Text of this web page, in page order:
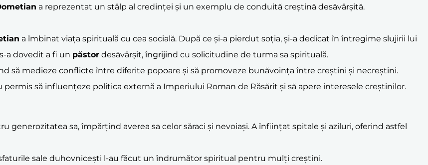
a reprezentat un stâlp al credinței și un exemplu de conduită creștină desăvârșită.
a îmbinat viața spirituală cu cea socială. După ce și-a pierdut soția, și-a dedicat în întregime slujirii lui
a dovedit a fi un păstor desăvârșit, îngrijind cu solicitudine de turma sa spirituală.
să medieze conflicte între diferite popoare și să promoveze bunăvoința între creștini și necreștini.
permis să influențeze politica externă a Imperiului Roman de Răsărit și să apere interesele creștinilor.
generozitatea sa, împărțind averea sa celor săraci și nevoiași. A înființat spitale și aziluri, oferind astfel
sale duhovnicești l-au făcut un îndrumător spiritual pentru mulți creștini.